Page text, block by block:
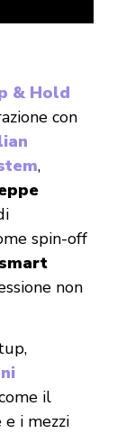
& Hold
con
,
spin-off
smart
non
il
i mezzi